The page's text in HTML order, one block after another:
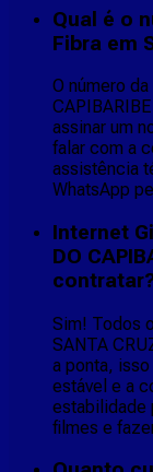
Qual é o
Fibra em
O número
assinar um
falar com a
assistência
WhatsApp
Internet
DO
Sim! Todos
SANTA
a ponta,
estável e a
estabilidade
filmes e